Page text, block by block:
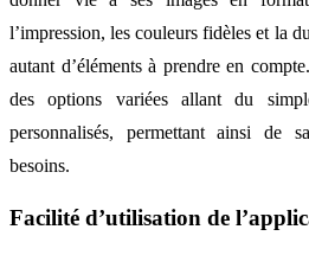
l’impression, les couleurs fidèles et la
autant d’éléments à prendre en
des options variées allant du
personnalisés, permettant ainsi de
besoins.
Facilité d’utilisation de